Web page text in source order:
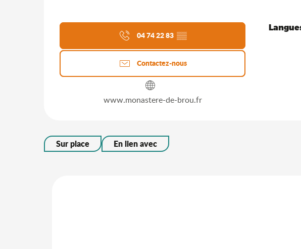
04 74 22 83 ▒▒
Contactez-nous
www.monastere-de-brou.fr
Sur place En lien avec